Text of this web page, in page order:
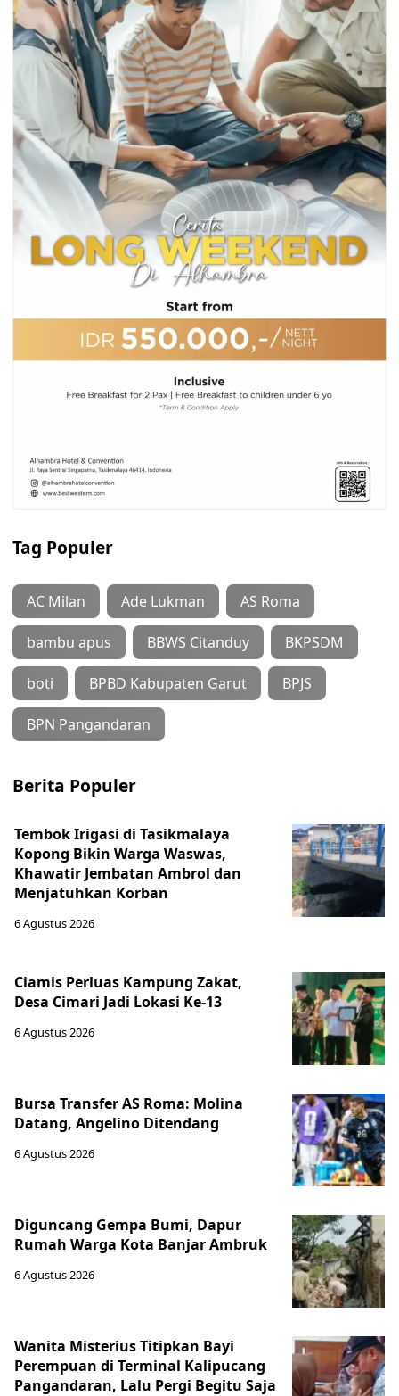
Tag Populer
AC Milan Ade Lukman AS Roma
bambu apus BBWS Citanduy BKPSDM
boti BPBD Kabupaten Garut BPJS
BPN Pangandaran
Berita Populer
Tembok Irigasi di Tasikmalaya
Kopong Bikin Warga Waswas,
Khawatir Jembatan Ambrol dan
Menjatuhkan Korban
6 Agustus 2026
Ciamis Perluas Kampung Zakat,
Desa Cimari Jadi Lokasi Ke-13
6 Agustus 2026
Bursa Transfer AS Roma: Molina
Datang, Angelino Ditendang
6 Agustus 2026
Diguncang Gempa Bumi, Dapur
Rumah Warga Kota Banjar Ambruk
6 Agustus 2026
Wanita Misterius Titipkan Bayi
Perempuan di Terminal Kalipucang
Pangandaran, Lalu Pergi Begitu Saja